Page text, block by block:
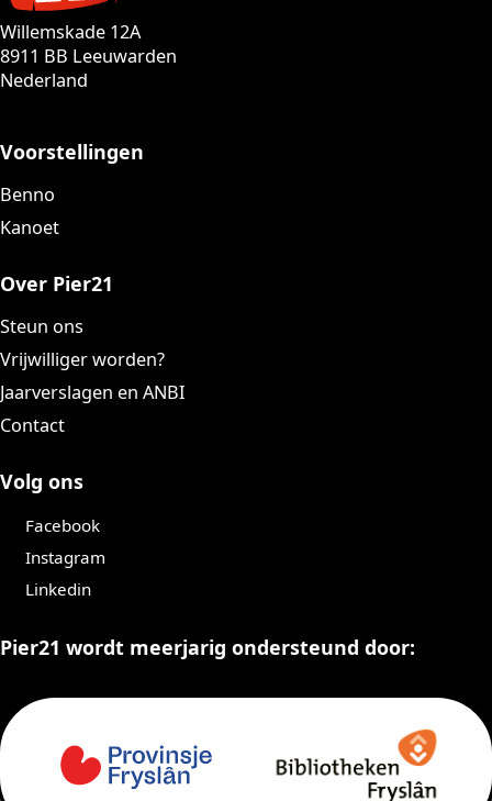
Willemskade 12A
8911 BB Leeuwarden
Nederland
Voorstellingen
Benno
Kanoet
Over Pier21
Steun ons
Vrijwilliger worden?
Jaarverslagen en ANBI
Contact
Volg ons
Facebook
Instagram
Linkedin
Pier21 wordt meerjarig ondersteund door: